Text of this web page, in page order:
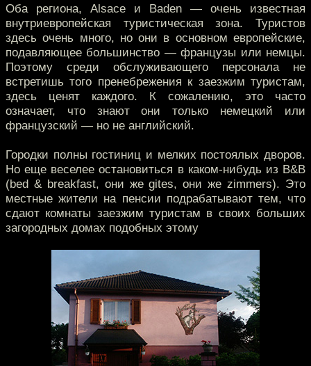
Оба региона, Alsace и Baden — очень известная
внутриевропейская туристическая зона. Туристов
здесь очень много, но они в основном европейские,
подавляющее большинство — французы или немцы.
Поэтому среди обслуживающего персонала не
встретишь того пренебрежения к заезжим туристам,
здесь ценят каждого. К сожалению, это часто
означает, что знают они только немецкий или
французский — но не английский.
Городки полны гостиниц и мелких постоялых дворов.
Но еще веселее остановиться в каком-нибудь из B&B
(bed & breakfast, они же gites, они же zimmers). Это
местные жители на пенсии подрабатывают тем, что
сдают комнаты заезжим туристам в своих больших
загородных домах подобных этому